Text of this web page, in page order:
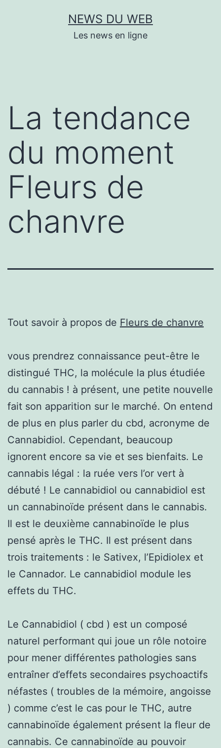
NEWS DU WEB
Les news en ligne
La tendance
du moment
Fleurs de
chanvre
Tout savoir à propos de Fleurs de chanvre
vous prendrez connaissance peut-être le
distingué THC, la molécule la plus étudiée
du cannabis ! à présent, une petite nouvelle
fait son apparition sur le marché. On entend
de plus en plus parler du cbd, acronyme de
Cannabidiol. Cependant, beaucoup
ignorent encore sa vie et ses bienfaits. Le
cannabis légal : la ruée vers l’or vert à
débuté ! Le cannabidiol ou cannabidiol est
un cannabinoïde présent dans le cannabis.
Il est le deuxième cannabinoïde le plus
pensé après le THC. Il est présent dans
trois traitements : le Sativex, l’Epidiolex et
le Cannador. Le cannabidiol module les
effets du THC.
Le Cannabidiol ( cbd ) est un composé
naturel performant qui joue un rôle notoire
pour mener différentes pathologies sans
entraîner d’effets secondaires psychoactifs
néfastes ( troubles de la mémoire, angoisse
) comme c’est le cas pour le THC, autre
cannabinoïde également présent la fleur de
cannabis. Ce cannabinoïde au pouvoir